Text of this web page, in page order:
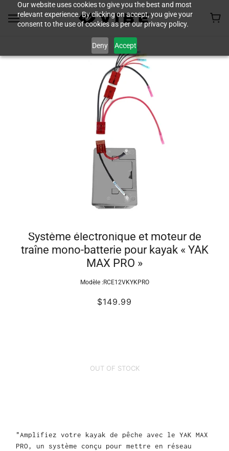
Our website uses cookies to give you the best and most
relevant experience. By clicking on accept, you give your
consent to the use of cookies as per our privacy policy.
Deny Accept
Système électronique et moteur de
traîne mono-batterie pour kayak « YAK
MAX PRO »
Modèle : RCE12VKYKPRO
$149.99
OUT OF STOCK
"Amplifiez votre kayak de pêche avec le YAK MAX
PRO, un système conçu pour mettre en réseau